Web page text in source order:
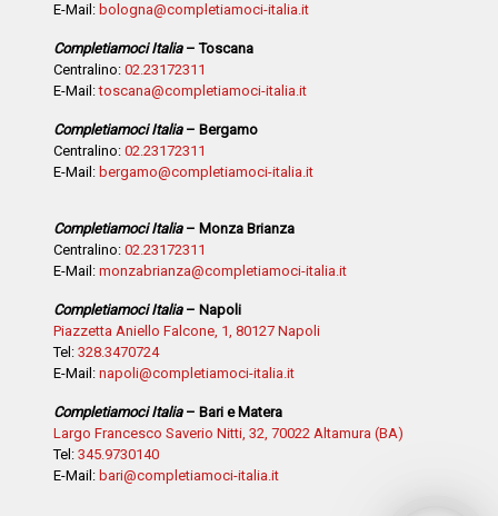
E-Mail: bologna@completiamoci-italia.it
Completiamoci Italia– Toscana
Centralino: 02.23172311
E-Mail:toscana@completiamoci-italia.it
Completiamoci Italia– Bergamo
Centralino: 02.23172311
E-Mail: bergamo@completiamoci-italia.it
Completiamoci Italia– Monza Brianza
Centralino: 02.23172311
E-Mail: monzabrianza@completiamoci-italia.it
Completiamoci Italia– Napoli
Piazzetta Aniello Falcone, 1, 80127 Napoli
Tel: 328.3470724
E-Mail: napoli@completiamoci-italia.it
Completiamoci Italia– Bari e Matera
Largo Francesco Saverio Nitti, 32, 70022 Altamura (BA)
Tel: 345.9730140
E-Mail: bari@completiamoci-italia.it